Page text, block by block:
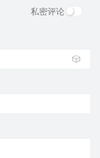
私密评论
🎲